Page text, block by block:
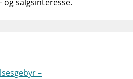
–